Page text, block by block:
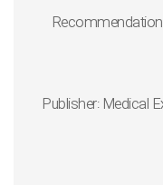
Publisher: Medical